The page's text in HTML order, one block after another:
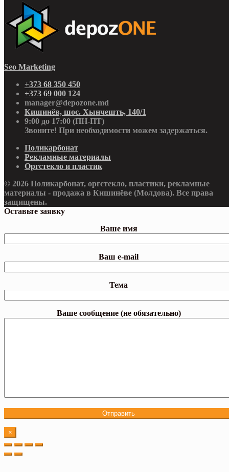
Seo Marketing
+373 68 350 450
+373 69 000 124
manager@depozone.md
Кишинёв, шос. Хынчешть, 140/1
9:00 до 17:00 (ПН-ПТ)
Звоните! При необходимости можем задержаться.
Поликарбонат
Рекламные материалы
Оргстекло и пластик
© 2026 Поликарбонат, оргстекло, пластики, рекламные
материалы - продажа в Кишинёве (Молдова). Все права
защищены.
Оставьте заявку
Ваше имя
Ваш e-mail
Тема
Ваше сообщение (не обязательно)
×